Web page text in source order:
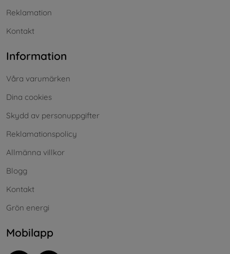
Reklamation
Kontakt
Information
Våra varumärken
Dina cookies
Skydd av personuppgifter
Reklamationspolicy
Allmänna villkor
Blogg
Kontakt
Grön energi
Mobilapp